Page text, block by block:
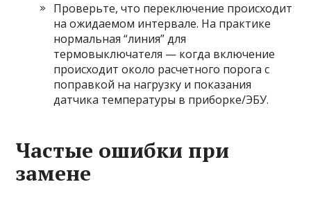
Проверьте, что переключение происходит
на ожидаемом интервале. На практике
нормальная “линия” для
термовыключателя — когда включение
происходит около расчетного порога с
поправкой на нагрузку и показания
датчика температуры в приборке/ЭБУ.
Частые ошибки при
замене